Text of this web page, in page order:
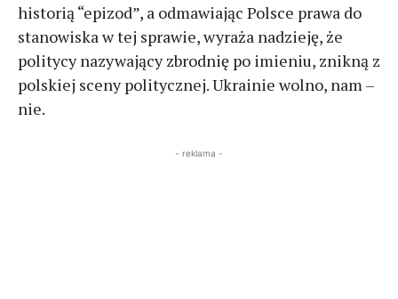
historią “epizod”, a odmawiając Polsce prawa do
stanowiska w tej sprawie, wyraża nadzieję, że
politycy nazywający zbrodnię po imieniu, znikną z
polskiej sceny politycznej. Ukrainie wolno, nam –
nie.
- reklama -